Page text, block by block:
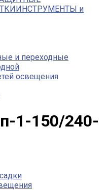
ИНСТРУМЕНТЫ и
и переходные
освещения
1-150/240-